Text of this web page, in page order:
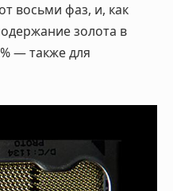
восьми фаз, и, как
золота в
— также для